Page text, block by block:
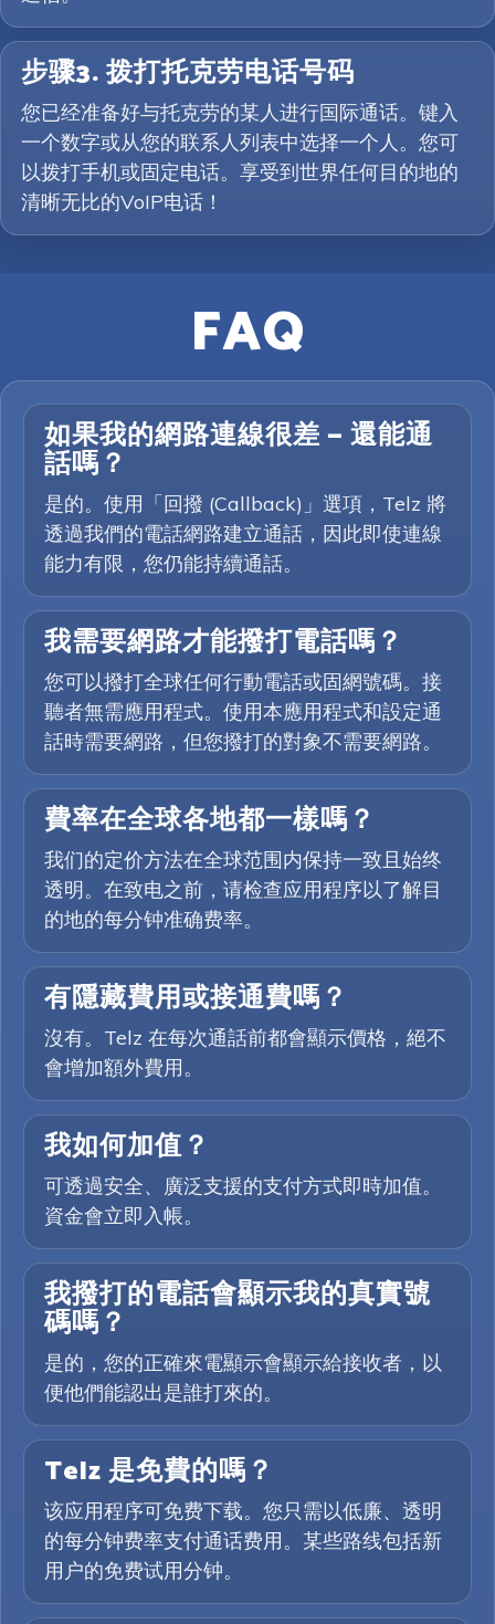
步骤3. 拨打托克劳电话号码
您已经准备好与托克劳的某人进行国际通话。键入
一个数字或从您的联系人列表中选择一个人。您可
以拨打手机或固定电话。享受到世界任何目的地的
清晰无比的VoIP电话！
FAQ
如果我的網路連線很差 — 還能通
話嗎？
是的。使用「回撥 (Callback)」選項，Telz 將
透過我們的電話網路建立通話，因此即使連線
能力有限，您仍能持續通話。
我需要網路才能撥打電話嗎？
您可以撥打全球任何行動電話或固網號碼。接
聽者無需應用程式。使用本應用程式和設定通
話時需要網路，但您撥打的對象不需要網路。
費率在全球各地都一樣嗎？
我们的定价方法在全球范围内保持一致且始终
透明。在致电之前，请检查应用程序以了解目
的地的每分钟准确费率。
有隱藏費用或接通費嗎？
沒有。Telz 在每次通話前都會顯示價格，絕不
會增加額外費用。
我如何加值？
可透過安全、廣泛支援的支付方式即時加值。
資金會立即入帳。
我撥打的電話會顯示我的真實號
碼嗎？
是的，您的正確來電顯示會顯示給接收者，以
便他們能認出是誰打來的。
Telz 是免費的嗎？
该应用程序可免费下载。您只需以低廉、透明
的每分钟费率支付通话费用。某些路线包括新
用户的免费试用分钟。